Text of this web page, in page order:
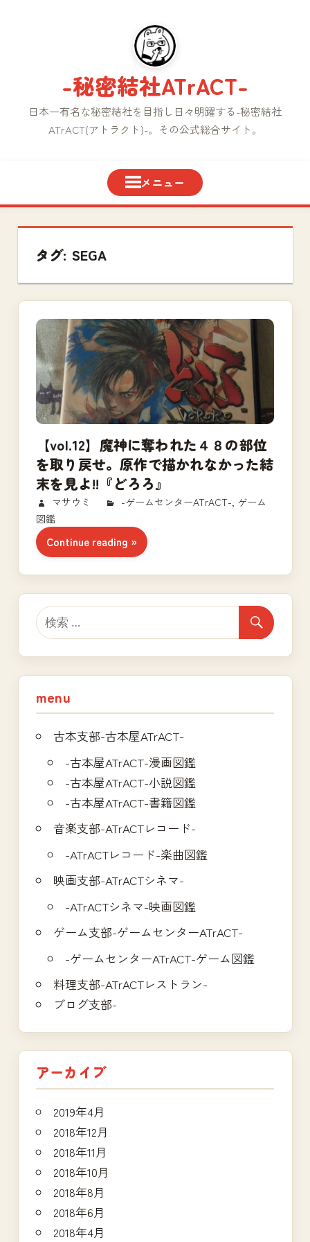
-秘密結社ATrACT-
日本一有名な秘密結社を目指し日々明躍する-秘密結社
ATrACT(アトラクト)-。その公式総合サイト。
タグ: SEGA
【vol.12】魔神に奪われた４８の部位
を取り戻せ。原作で描かれなかった結
末を見よ!!『どろろ』
2018/03/12
マサウミ -ゲームセンターATrACT- ゲーム
図鑑
Continue reading
menu
古本支部-古本屋ATrACT-
-古本屋ATrACT-漫画図鑑
-古本屋ATrACT-小説図鑑
-古本屋ATrACT-書籍図鑑
音楽支部-ATrACTレコード-
-ATrACTレコード-楽曲図鑑
映画支部-ATrACTシネマ-
-ATrACTシネマ-映画図鑑
ゲーム支部-ゲームセンターATrACT-
-ゲームセンターATrACT-ゲーム図鑑
料理支部-ATrACTレストラン-
ブログ支部-
アーカイブ
2019年4月
2018年12月
2018年11月
2018年10月
2018年8月
2018年6月
2018年4月